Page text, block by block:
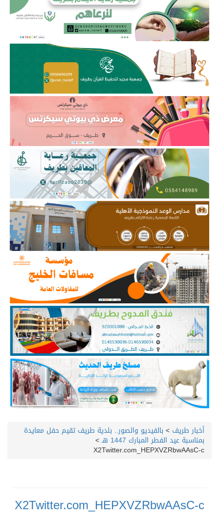
أخبار طريف > بالفيديو والصور.. بلدية طريف تقيم حفل معايدة
بمناسبة عيد الفطر المبارك 1447 هـ >
X2Twitter.com_HEPXVZRbwAAsC-c
X2Twitter.com_HEPXVZRbwAAsC-c